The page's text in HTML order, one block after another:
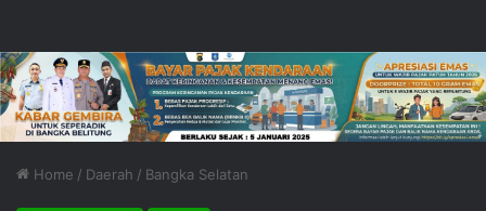
Home / Daerah / Bangka Selatan